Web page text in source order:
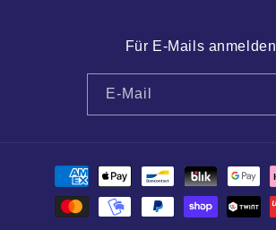
Für E-Mails anmelden
E-Mail
Zahlungsmethoden